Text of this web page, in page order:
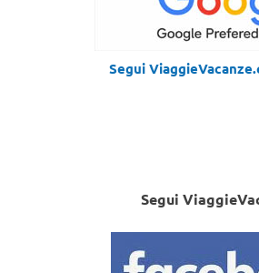
Segui
Segui